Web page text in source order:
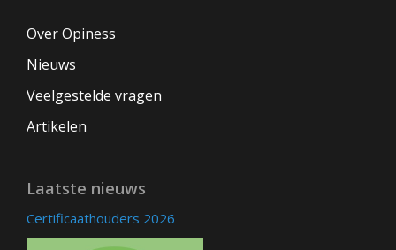
Over Opiness
Nieuws
Veelgestelde vragen
Artikelen
Laatste nieuws
Certificaathouders 2026